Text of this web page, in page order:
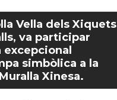
Vella dels Xiquets
va participar
excepcional
simbòlica a la
Xinesa.